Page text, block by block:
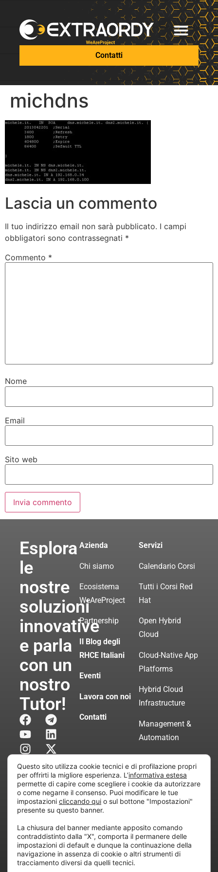
Contatti
michdns
Lascia un commento
Il tuo indirizzo email non sarà pubblicato. I campi
obbligatori sono contrassegnati *
Commento *
Nome
Email
Sito web
Esplora
le
nostre
soluzioni
innovative
e parla
con un
nostro
Tutor!
Azienda
Chi siamo
Ecosistema
WeAreProject
Partnership
Il Blog degli
RHCE Italiani
Eventi
Lavora con noi
Contatti
Servizi
Calendario Corsi
Tutti i Corsi Red
Hat
Open Hybrid
Cloud
Cloud-Native App
Platforms
Hybrid Cloud
Infrastructure
Management &
Automation
Servizi di
Consulenza
Certificata
all’attività di direzione e coordinamento di “Project
Informatica”
REA: MI – 194005, P. IVA / CF 07165600961 – All
rights reserved.
Questo sito utilizza cookie tecnici e di profilazione propri
per offrirti la migliore esperienza. L’informativa estesa
permette di capire come scegliere i cookie da autorizzare
o come negarne il consenso. Puoi modificare le tue
impostazioni cliccando qui o sul bottone "Impostazioni"
presente su questo banner.
La chiusura del banner mediante apposito comando
contraddistinto dalla "X", comporta il permanere delle
impostazioni di default e dunque la continuazione della
navigazione in assenza di cookie o altri strumenti di
tracciamento diversi da quelli tecnici.